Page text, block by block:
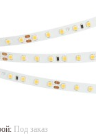
Под заказ